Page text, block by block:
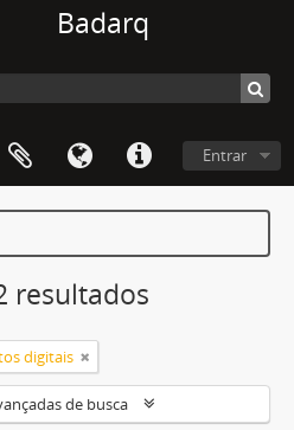
Badarq
Entrar
resultados
digitais
de busca